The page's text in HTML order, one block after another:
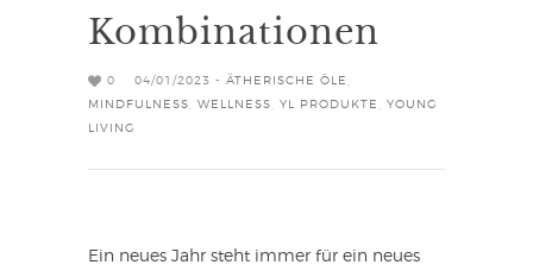
Kombinationen
0 04/01/2023 - ÄTHERISCHE ÖLE
MINDFULNESS
WELLNESS YL PRODUKTE
YOUNG
LIVING
Ein neues Jahr steht immer für ein neues